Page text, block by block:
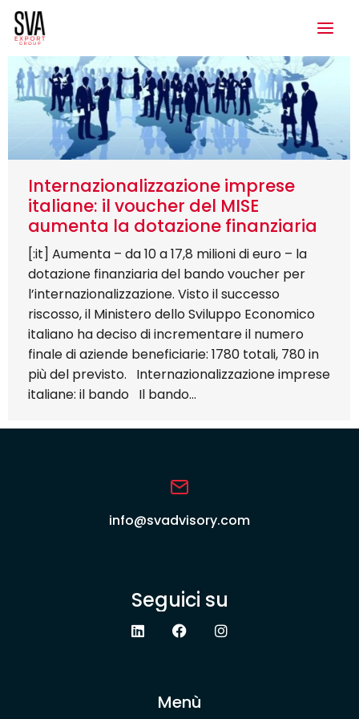
Internazionalizzazione imprese
italiane: il voucher del MISE
aumenta la dotazione finanziaria
[:it] Aumenta – da 10 a 17,8 milioni di euro – la
dotazione finanziaria del bando voucher per
l’internazionalizzazione. Visto il successo
riscosso, il Ministero dello Sviluppo Economico
italiano ha deciso di incrementare il numero
finale di aziende beneficiarie: 1780 totali, 780 in
più del previsto. Internazionalizzazione imprese
italiane: il bando Il bando…
info@svadvisory.com
Seguici su
Menù